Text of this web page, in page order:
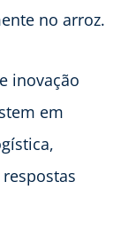
no arroz.
inovação
em